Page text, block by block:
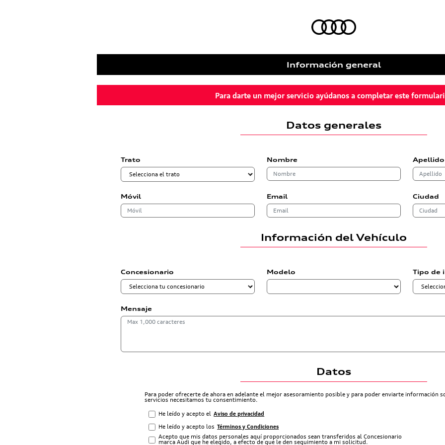
Información general
Para darte un mejor servicio ayúdanos a completar este
Datos generales
Trato Nombre Apellido
Móvil Email Ciudad
Información del Vehículo
Concesionario Modelo Tipo de
Mensaje
Datos
Para poder ofrecerte de ahora en adelante el mejor asesoramiento posible y para poder enviarte información
servicios necesitamos tu consentimiento.
He leído y acepto el Aviso de privacidad
He leído y acepto los Términos y Condiciones
Acepto que mis datos personales aquí proporcionados sean transferidos al Concesionario
marca Audi que he elegido, a efecto de que le den seguimiento a mi solicitud.